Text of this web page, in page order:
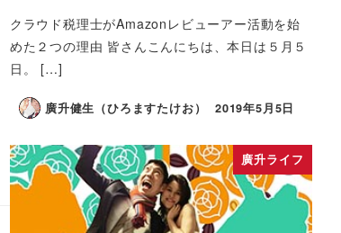
クラウド税理士がAmazonレビューアー活動を始
めた２つの理由 皆さんこんにちは、本日は５月５
日。 […]
廣升健生（ひろますたけお） 2019年5月5日
廣升ライフ